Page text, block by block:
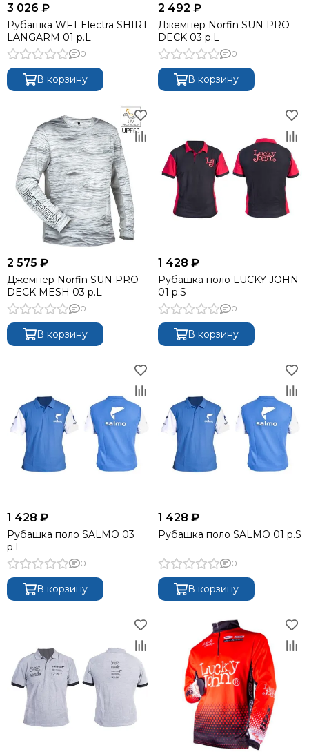
3 026 ₽
Рубашка WFT Electra SHIRT
LANGARM 01 р.L
0
В корзину
2 492 ₽
Джемпер Norfin SUN PRO
DECK 03 р.L
0
В корзину
2 575 ₽
Джемпер Norfin SUN PRO
DECK MESH 03 р.L
0
В корзину
1 428 ₽
Рубашка поло LUCKY JOHN
01 р.S
0
В корзину
1 428 ₽
Рубашка поло SALMO 03
р.L
0
В корзину
1 428 ₽
Рубашка поло SALMO 01 р.S
0
В корзину